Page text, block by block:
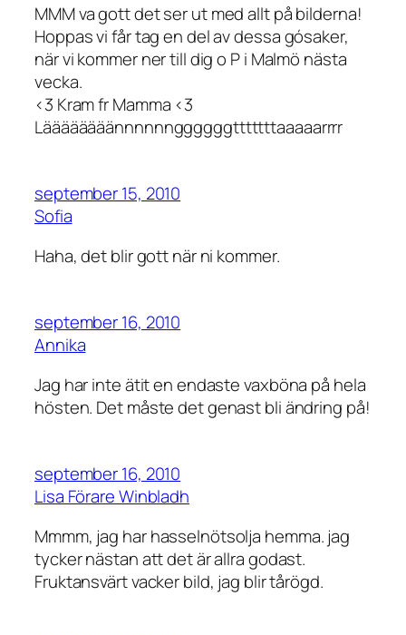
MMM va gott det ser ut med allt på bilderna!
Hoppas vi får tag en del av dessa gósaker,
när vi kommer ner till dig o P i Malmö nästa
vecka.
<3 Kram fr Mamma <3
Läääääääännnnnnggggggtttttttaaaaarrrr
september 15, 2010
Sofia
Haha, det blir gott när ni kommer.
september 16, 2010
Annika
Jag har inte ätit en endaste vaxböna på hela
hösten. Det måste det genast bli ändring på!
september 16, 2010
Lisa Förare Winbladh
Mmmm, jag har hasselnötsolja hemma. jag
tycker nästan att det är allra godast.
Fruktansvärt vacker bild, jag blir tårögd.